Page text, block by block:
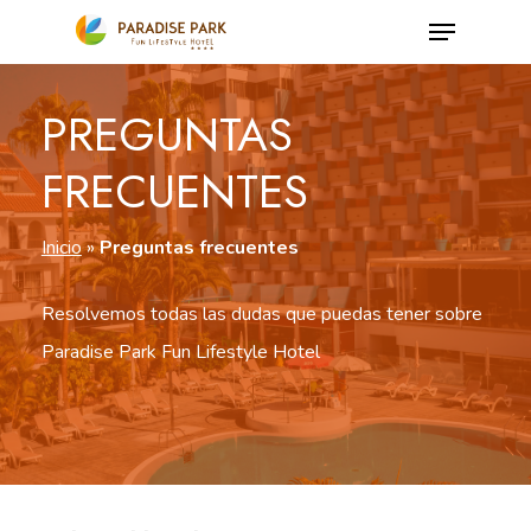
main
content
Menu
PREGUNTAS
FRECUENTES
Inicio»Preguntas frecuentes
Resolvemos todas las dudas que puedas tener sobre
Paradise Park Fun Lifestyle Hotel